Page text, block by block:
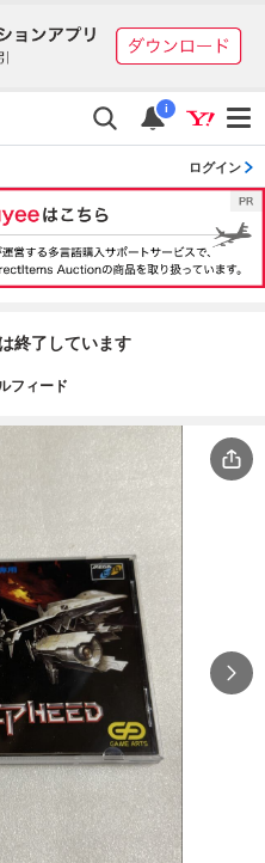
i
ログイン
終了しています
フィード